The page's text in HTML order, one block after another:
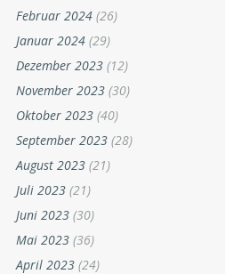
Februar 2024 (26)
Januar 2024 (29)
Dezember 2023 (12)
November 2023 (30)
Oktober 2023 (40)
September 2023 (28)
August 2023 (21)
Juli 2023 (21)
Juni 2023 (30)
Mai 2023 (36)
April 2023 (24)